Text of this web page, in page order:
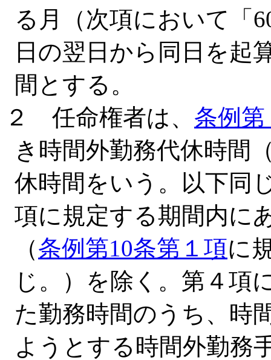
る月（次項において「
日の翌日から同日を起
間とする。
２ 任命権者は、 条例
き時間外勤務代休時間
休時間をいう。以下同
項に規定する期間内に
（条例第10条第１項に
じ。）を除く。第４項
た勤務時間のうち、時
ようとする時間外勤務